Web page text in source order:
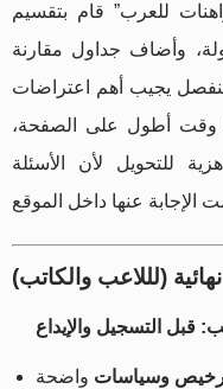
للعرب” قام بتقسيم
وأضاف جداول مقارنة
يجيب أهم اعتراضات
وقت أطول على الصفحة،
للتحويل لأن الأسئلة
(لللاعب والكاتب)
قبل التسجيل والإيداع
وسياسات